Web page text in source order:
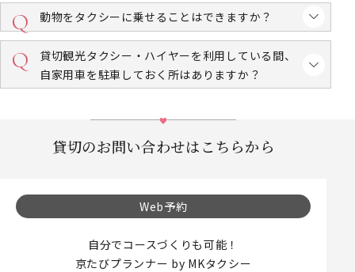
動物をタクシーに乗せることはできますか？
貸切観光タクシー・ハイヤーを利用している間、
自家用車を駐車しておく所はありますか？
貸切のお問い合わせはこちらから
Web予約
自分でコースづくりも可能！
京たびプランナー by MKタクシー